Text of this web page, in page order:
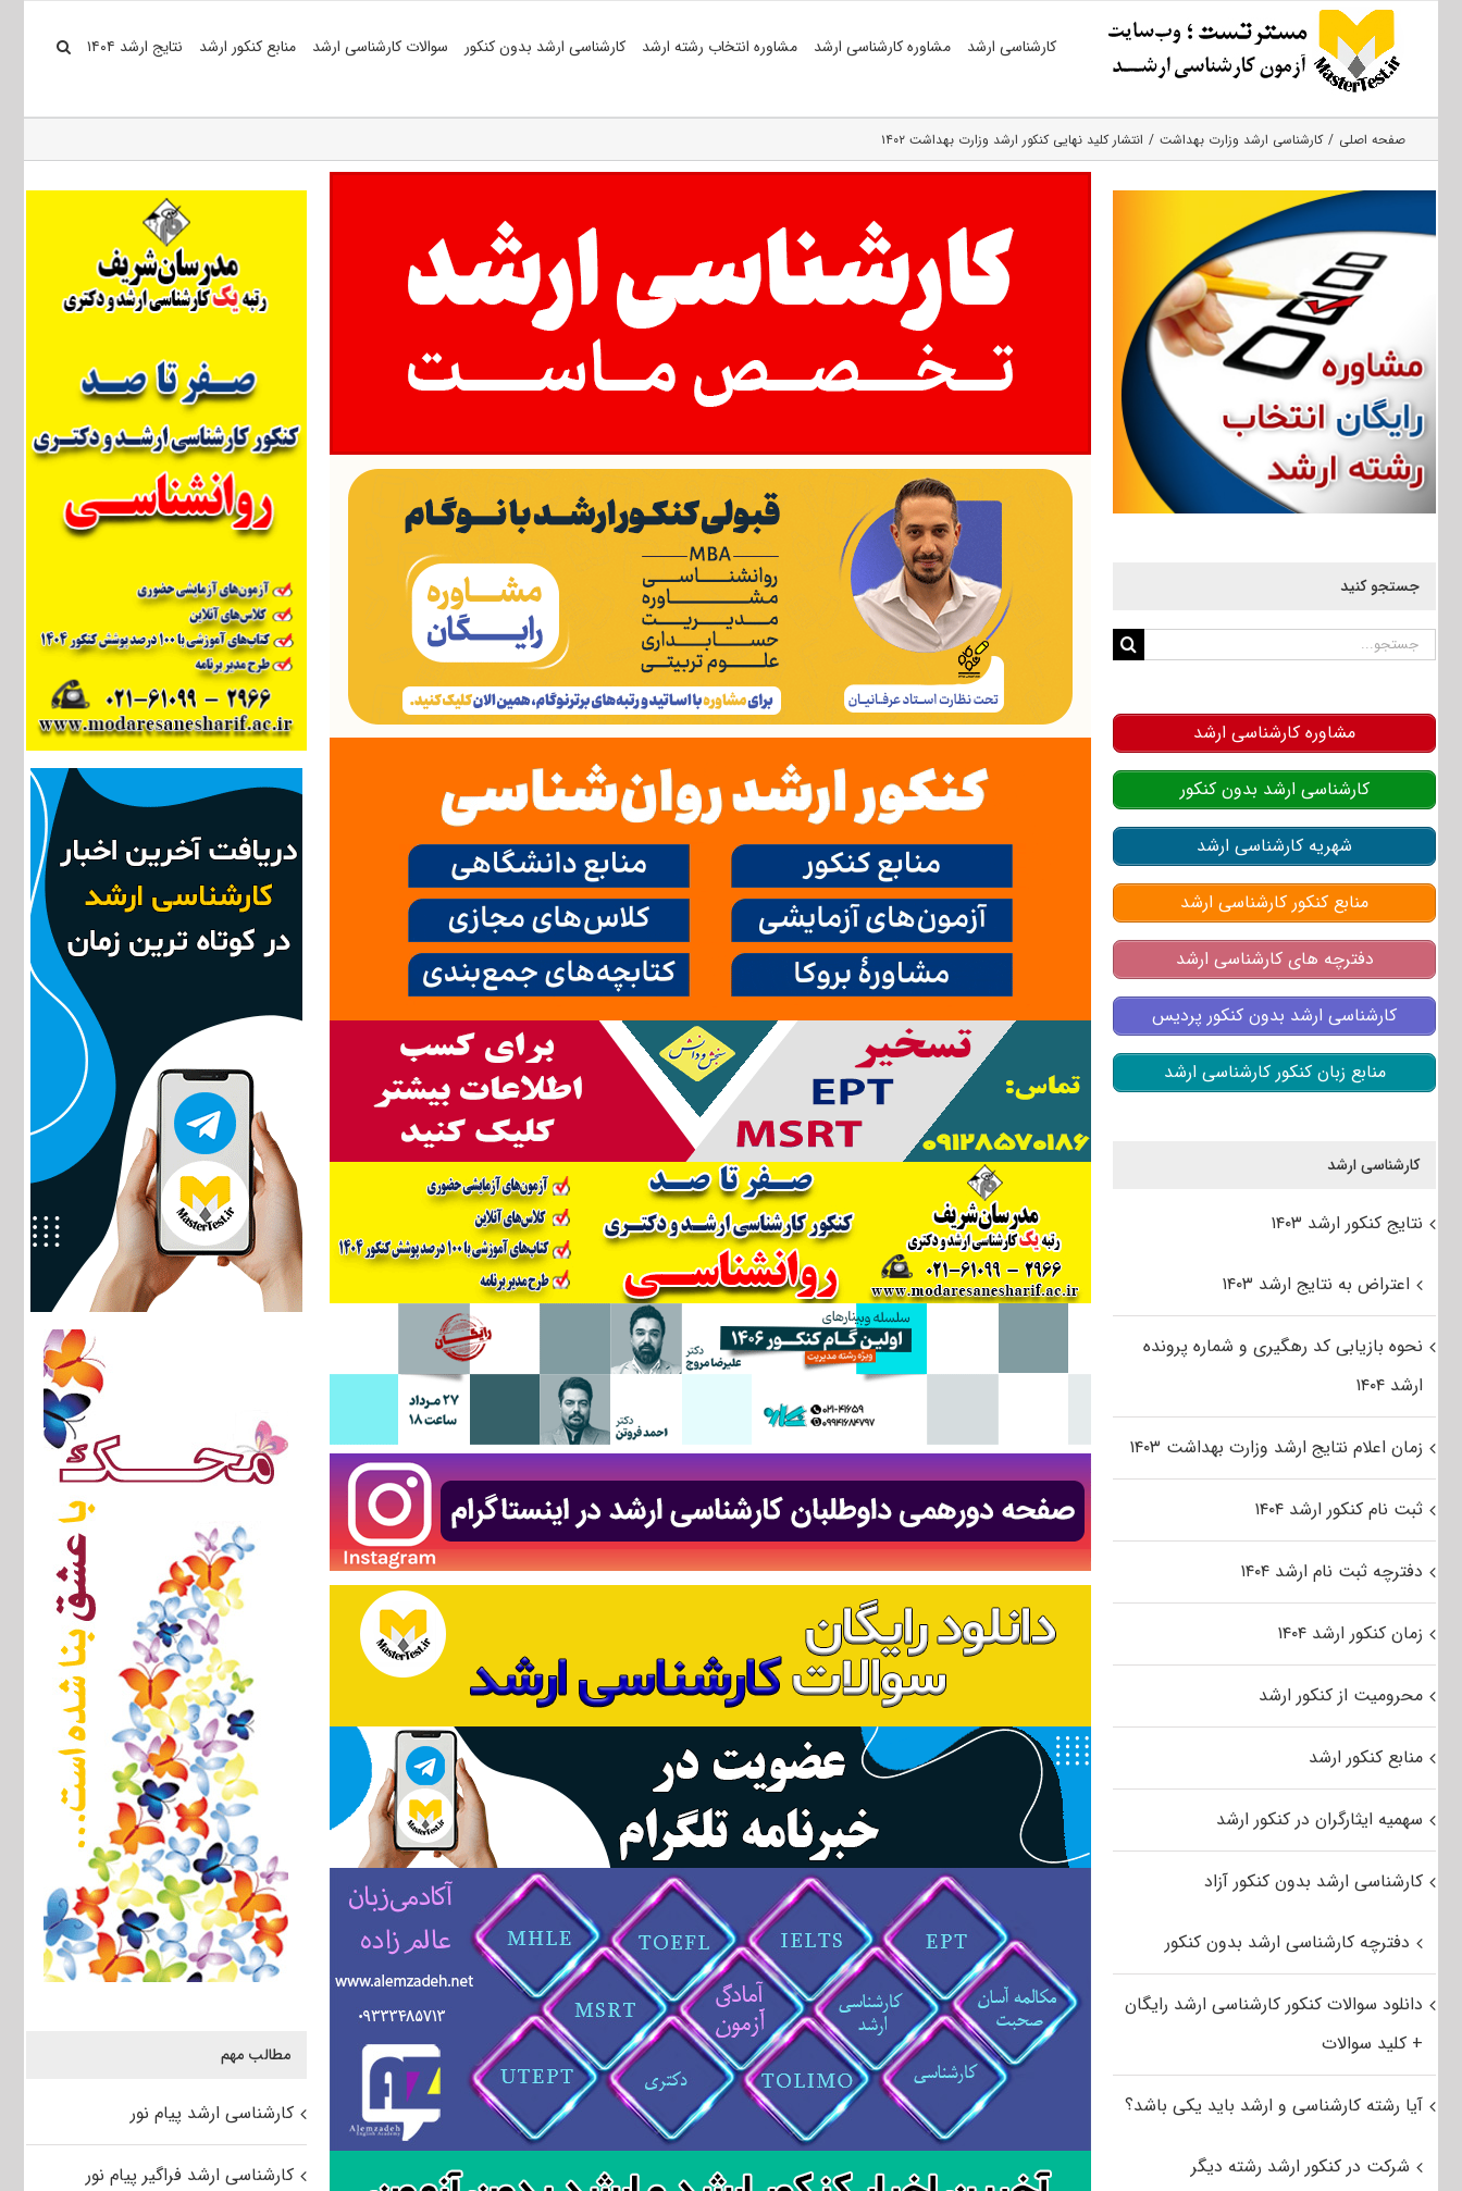
کارشناسی ارشد مشاوره کارشناسی ارشد مشاوره انتخاب رشته ارشد کارشناسی ارشد بدون کنکور سوالات کارشناسی ارشد منابع کنکور ارشد نتایج ارشد ۱۴۰۴
صفحه اصلی کارشناسی ارشد وزارت بهداشت انتشار کلید نهایی کنکور ارشد وزارت بهداشت ۱۴۰۲
مطالب مهم
کارشناسی ارشد پیام نور
کارشناسی ارشد فراگیر پیام نور
جستجو کنید
جستجو
مشاوره کارشناسی ارشد
کارشناسی ارشد بدون کنکور
شهریه کارشناسی ارشد
منابع کنکور کارشناسی ارشد
دفترچه های کارشناسی ارشد
کارشناسی ارشد بدون کنکور پردیس
منابع زبان کنکور کارشناسی ارشد
کارشناسی ارشد
نتایج کنکور ارشد ۱۴۰۳
اعتراض به نتایج ارشد ۱۴۰۳
نحوه بازیابی کد رهگیری و شماره پرونده
ارشد ۱۴۰۴
زمان اعلام نتایج ارشد وزارت بهداشت ۱۴۰۳
ثبت نام کنکور ارشد ۱۴۰۴
دفترچه ثبت نام ارشد ۱۴۰۴
زمان کنکور ارشد ۱۴۰۴
محرومیت از کنکور ارشد
منابع کنکور ارشد
سهمیه ایثارگران در کنکور ارشد
کارشناسی ارشد بدون کنکور آزاد
دفترچه کارشناسی ارشد بدون کنکور
دانلود سوالات کنکور کارشناسی ارشد رایگان
+ کلید سوالات
آیا رشته کارشناسی و ارشد باید یکی باشد؟
شرکت در کنکور ارشد رشته دیگر